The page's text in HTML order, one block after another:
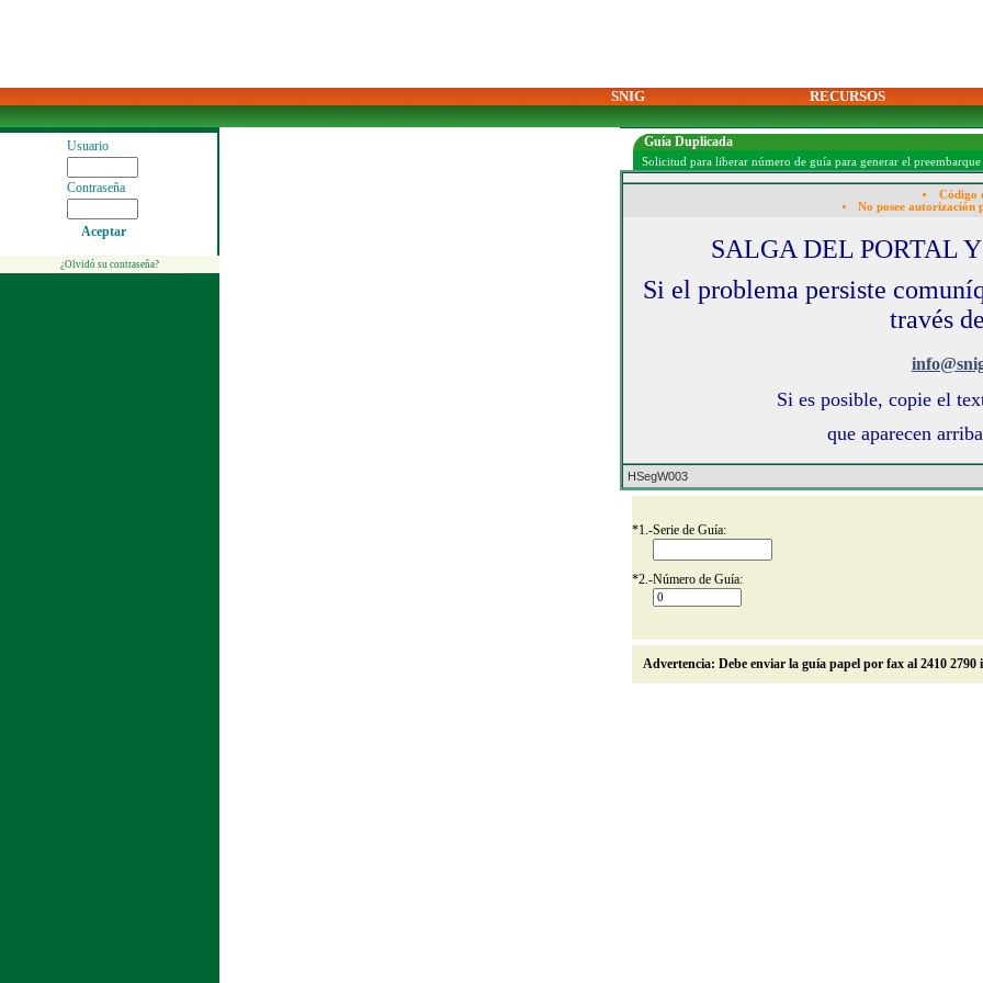
SNIG RECURSOS
Usuario
Contraseña
Aceptar
¿Olvidó su contraseña?
Guía Duplicada
Solicitud para liberar número de guía para generar el preembarque
*1.-Serie de Guía:
*2.-Número de Guía:
Advertencia: Debe enviar la guía papel por fax al 2410 2790